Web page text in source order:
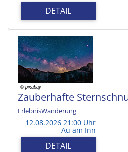
DETAIL
Zauberhafte
ErlebnisWanderung
12.08.2026 21:00 Uhr
Au am Inn
DETAIL